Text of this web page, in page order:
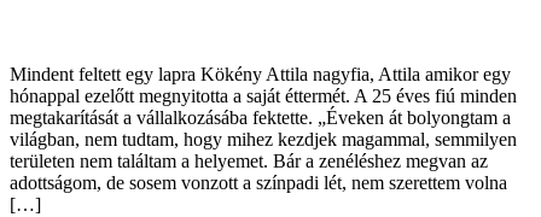
Mindent feltett egy lapra Kökény Attila nagyfia, Attila amikor egy
hónappal ezelőtt megnyitotta a saját éttermét. A 25 éves fiú minden
megtakarítását a vállalkozásába fektette. „Éveken át bolyongtam a
világban, nem tudtam, hogy mihez kezdjek magammal, semmilyen
területen nem találtam a helyemet. Bár a zenéléshez megvan az
adottságom, de sosem vonzott a színpadi lét, nem szerettem volna
[…]